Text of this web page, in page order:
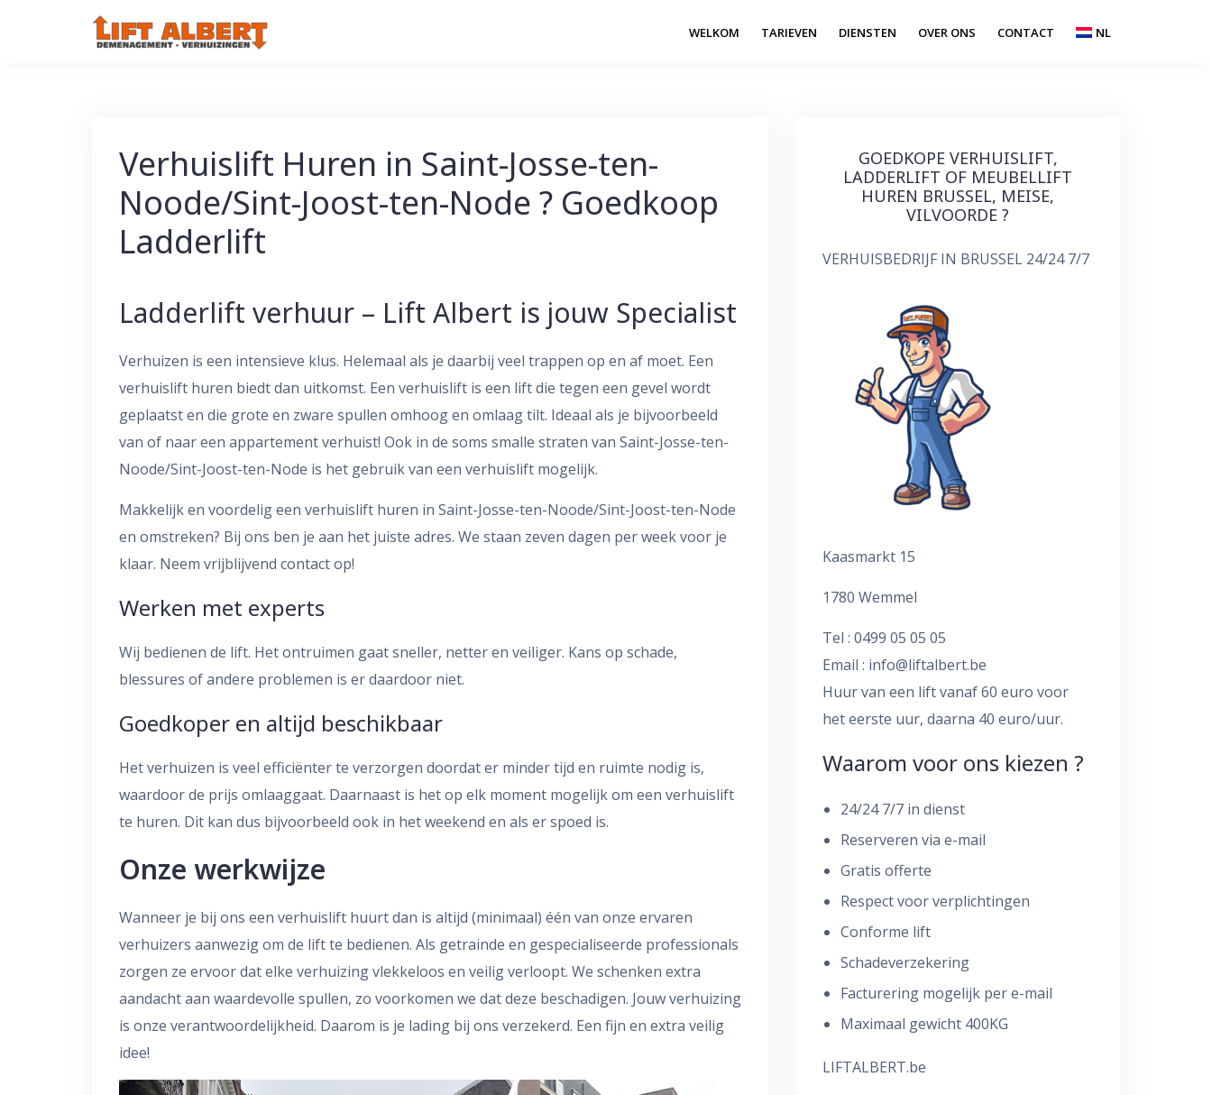
WELKOM TARIEVEN DIENSTEN OVER ONS CONTACT NL
Verhuislift Huren in Saint-Josse-ten-
Noode/Sint-Joost-ten-Node ? Goedkoop
Ladderlift
Ladderlift verhuur – Lift Albert is jouw Specialist
Verhuizen is een intensieve klus. Helemaal als je daarbij veel trappen op en af moet. Een
verhuislift huren biedt dan uitkomst. Een verhuislift is een lift die tegen een gevel wordt
geplaatst en die grote en zware spullen omhoog en omlaag tilt. Ideaal als je bijvoorbeeld
van of naar een appartement verhuist! Ook in de soms smalle straten van Saint-Josse-ten-
Noode/Sint-Joost-ten-Node is het gebruik van een verhuislift mogelijk.
Makkelijk en voordelig een verhuislift huren in Saint-Josse-ten-Noode/Sint-Joost-ten-Node
en omstreken? Bij ons ben je aan het juiste adres. We staan zeven dagen per week voor je
klaar. Neem vrijblijvend contact op!
Werken met experts
Wij bedienen de lift. Het ontruimen gaat sneller, netter en veiliger. Kans op schade,
blessures of andere problemen is er daardoor niet.
Goedkoper en altijd beschikbaar
Het verhuizen is veel efficiënter te verzorgen doordat er minder tijd en ruimte nodig is,
waardoor de prijs omlaaggaat. Daarnaast is het op elk moment mogelijk om een verhuislift
te huren. Dit kan dus bijvoorbeeld ook in het weekend en als er spoed is.
Onze werkwijze
Wanneer je bij ons een verhuislift huurt dan is altijd (minimaal) één van onze ervaren
verhuizers aanwezig om de lift te bedienen. Als getrainde en gespecialiseerde professionals
zorgen ze ervoor dat elke verhuizing vlekkeloos en veilig verloopt. We schenken extra
aandacht aan waardevolle spullen, zo voorkomen we dat deze beschadigen. Jouw verhuizing
is onze verantwoordelijkheid. Daarom is je lading bij ons verzekerd. Een fijn en extra veilig
idee!
GOEDKOPE VERHUISLIFT,
LADDERLIFT OF MEUBELLIFT
HUREN BRUSSEL, MEISE,
VILVOORDE ?
VERHUISBEDRIJF IN BRUSSEL 24/24 7/7
Kaasmarkt 15
1780 Wemmel
Tel : 0499 05 05 05
Email : info@liftalbert.be
Huur van een lift vanaf 60 euro voor
het eerste uur, daarna 40 euro/uur.
Waarom voor ons kiezen ?
24/24 7/7 in dienst
Reserveren via e-mail
Gratis offerte
Respect voor verplichtingen
Conforme lift
Schadeverzekering
Facturering mogelijk per e-mail
Maximaal gewicht 400KG
LIFTALBERT.be